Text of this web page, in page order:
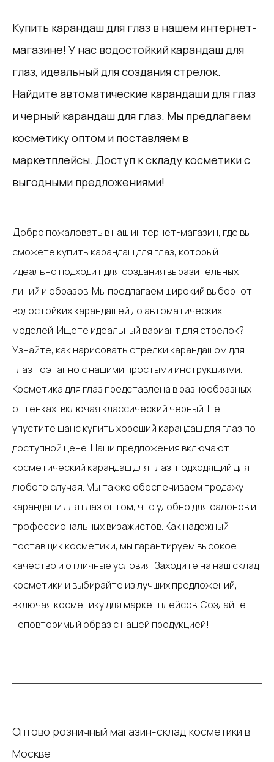
Купить карандаш для глаз в нашем интернет-
магазине! У нас водостойкий карандаш для
глаз, идеальный для создания стрелок.
Найдите автоматические карандаши для глаз
и черный карандаш для глаз. Мы предлагаем
косметику оптом и поставляем в
маркетплейсы. Доступ к складу косметики с
выгодными предложениями!
Добро пожаловать в наш интернет-магазин, где вы
сможете купить карандаш для глаз, который
идеально подходит для создания выразительных
линий и образов. Мы предлагаем широкий выбор: от
водостойких карандашей до автоматических
моделей. Ищете идеальный вариант для стрелок?
Узнайте, как нарисовать стрелки карандашом для
глаз поэтапно с нашими простыми инструкциями.
Косметика для глаз представлена в разнообразных
оттенках, включая классический черный. Не
упустите шанс купить хороший карандаш для глаз по
доступной цене. Наши предложения включают
косметический карандаш для глаз, подходящий для
любого случая. Мы также обеспечиваем продажу
карандаши для глаз оптом, что удобно для салонов и
профессиональных визажистов. Как надежный
поставщик косметики, мы гарантируем высокое
качество и отличные условия. Заходите на наш склад
косметики и выбирайте из лучших предложений,
включая косметику для маркетплейсов. Создайте
неповторимый образ с нашей продукцией!
Оптово розничный магазин-склад косметики в
Москве